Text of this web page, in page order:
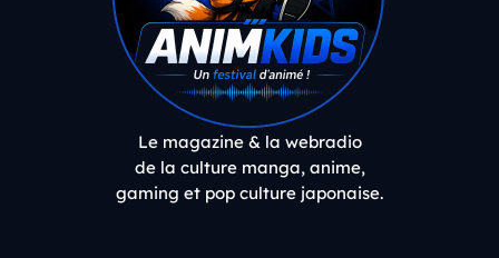
Le magazine & la webradio
de la culture manga, anime,
gaming et pop culture japonaise.